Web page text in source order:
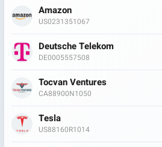
Amazon
US0231351067
Deutsche Telekom
DE0005557508
Tocvan Ventures
CA88900N1050
Tesla
US88160R1014